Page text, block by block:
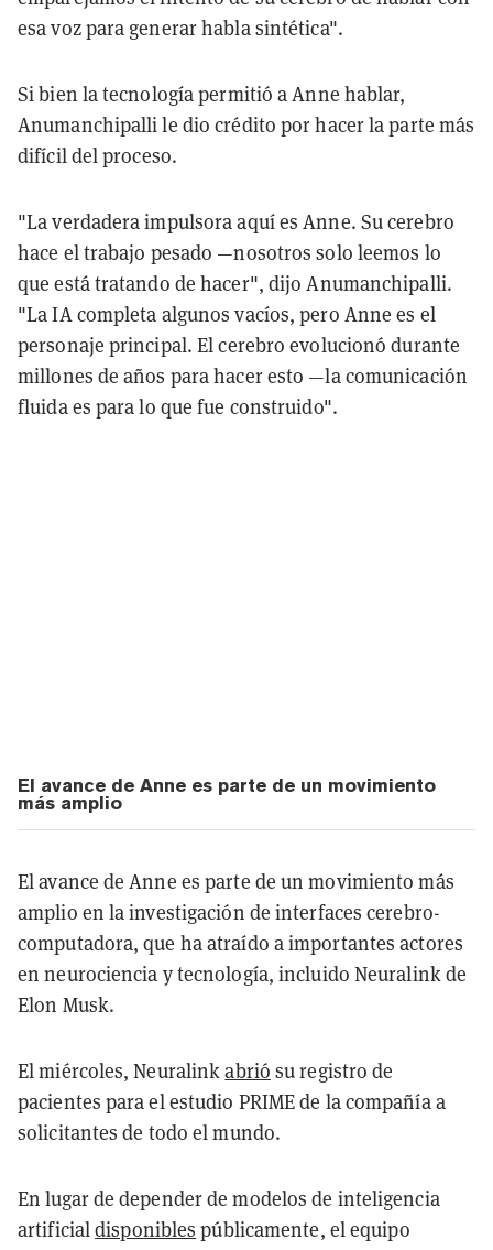
esa voz para generar habla sintética".
Si bien la tecnología permitió a Anne hablar,
Anumanchipalli le dio crédito por hacer la parte más
difícil del proceso.
"La verdadera impulsora aquí es Anne. Su cerebro
hace el trabajo pesado —nosotros solo leemos lo
que está tratando de hacer", dijo Anumanchipalli.
"La IA completa algunos vacíos, pero Anne es el
personaje principal. El cerebro evolucionó durante
millones de años para hacer esto —la comunicación
fluida es para lo que fue construido".
El avance de Anne es parte de un movimiento
más amplio
El avance de Anne es parte de un movimiento más
amplio en la investigación de interfaces cerebro-
computadora, que ha atraído a importantes actores
en neurociencia y tecnología, incluido Neuralink de
Elon Musk.
El miércoles, Neuralinkabrió su registro de
pacientes para el estudio PRIME de la compañía a
solicitantes de todo el mundo.
En lugar de depender de modelos de inteligencia
artificialdisponibles públicamente, el equipo